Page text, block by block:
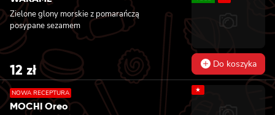
sezamem, 8x california z krewetką w
tempurze, awokado i lekko pikantnym
majonezem, owinięta krewetką, polana
słodko-pikantnym sosem i posypana
kolendrą
Zielone glony morskie z pomarańczą
posypane sezamem
12 zł Do koszyka
NOWA RECEPTURA
MOCHI Oreo
★